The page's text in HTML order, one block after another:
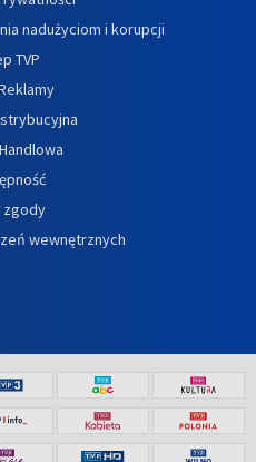
nadużyciom i korupcji
TVP
zgody
wewnętrznych